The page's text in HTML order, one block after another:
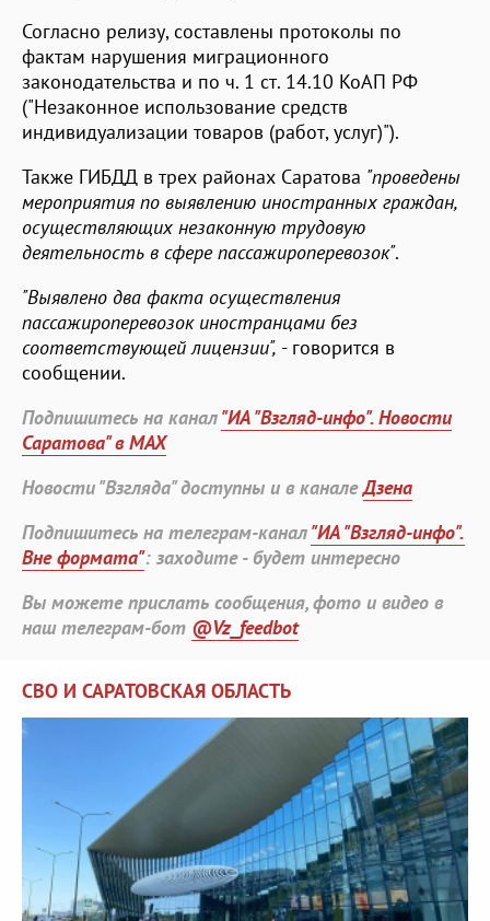
Согласно релизу, составлены протоколы по
фактам нарушения миграционного
законодательства и по ч. 1 ст. 14.10 КоАП РФ
("Незаконное использование средств
индивидуализации товаров (работ, услуг)").
Также ГИБДД в трех районах Саратова "проведены
мероприятия по выявлению иностранных граждан,
осуществляющих незаконную трудовую
деятельность в сфере пассажироперевозок".
"Выявлено два факта осуществления
пассажироперевозок иностранцами без
соответствующей лицензии", - говорится в
сообщении.
Подпишитесь на канал"ИА "Взгляд-инфо". Новости
Саратова" в MAX
Новости "Взгляда" доступны и в каналеДзена
Подпишитесь на телеграм-канал"ИА "Взгляд-инфо".
Вне формата": заходите - будет интересно
Вы можете прислать сообщения, фото и видео в
наш телеграм-бот @Vz_feedbot
СВО И САРАТОВСКАЯ ОБЛАСТЬ